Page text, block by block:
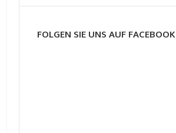
FOLGEN SIE UNS AUF FACEBOOK